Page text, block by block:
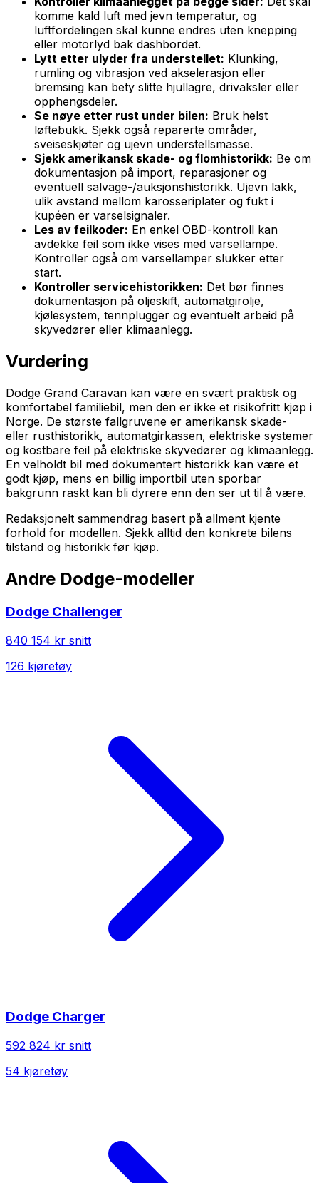
komme kald luft med jevn temperatur, og
luftfordelingen skal kunne endres uten knepping
eller motorlyd bak dashbordet.
Lytt etter ulyder fra understellet: Klunking,
rumling og vibrasjon ved akselerasjon eller
bremsing kan bety slitte hjullagre, drivaksler eller
opphengsdeler.
Se nøye etter rust under bilen: Bruk helst
løftebukk. Sjekk også reparerte områder,
sveiseskjøter og ujevn understellsmasse.
Sjekk amerikansk skade- og flomhistorikk: Be om
dokumentasjon på import, reparasjoner og
eventuell salvage-/auksjonshistorikk. Ujevn lakk,
ulik avstand mellom karosseriplater og fukt i
kupéen er varselsignaler.
Les av feilkoder: En enkel OBD-kontroll kan
avdekke feil som ikke vises med varsellampe.
Kontroller også om varsellamper slukker etter
start.
Kontroller servicehistorikken: Det bør finnes
dokumentasjon på oljeskift, automatgirolje,
kjølesystem, tennplugger og eventuelt arbeid på
skyvedører eller klimaanlegg.
Vurdering
Dodge Grand Caravan kan være en svært praktisk og
komfortabel familiebil, men den er ikke et risikofritt kjøp i
Norge. De største fallgruvene er amerikansk skade-
eller rusthistorikk, automatgirkassen, elektriske systemer
og kostbare feil på elektriske skyvedører og klimaanlegg.
En velholdt bil med dokumentert historikk kan være et
godt kjøp, mens en billig importbil uten sporbar
bakgrunn raskt kan bli dyrere enn den ser ut til å være.
Redaksjonelt sammendrag basert på allment kjente
forhold for modellen. Sjekk alltid den konkrete bilens
tilstand og historikk før kjøp.
Andre Dodge-modeller
Dodge Challenger
840 154 kr snitt
126 kjøretøy
Dodge Charger
592 824 kr snitt
54 kjøretøy